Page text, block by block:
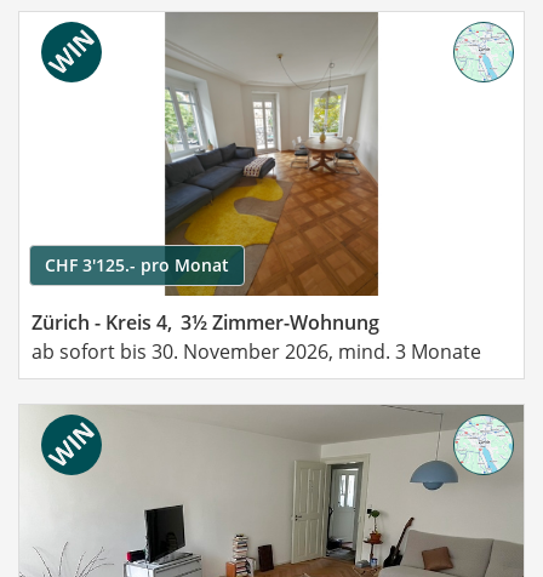
CHF 3'125.- pro Monat
Zürich - Kreis 4, 3½ Zimmer-Wohnung
ab sofort bis 30. November 2026, mind. 3 Monate